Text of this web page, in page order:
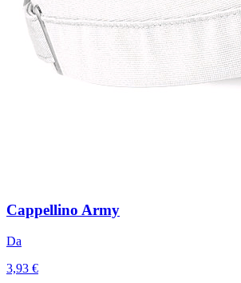
Cappellino Army
Da
3,93 €